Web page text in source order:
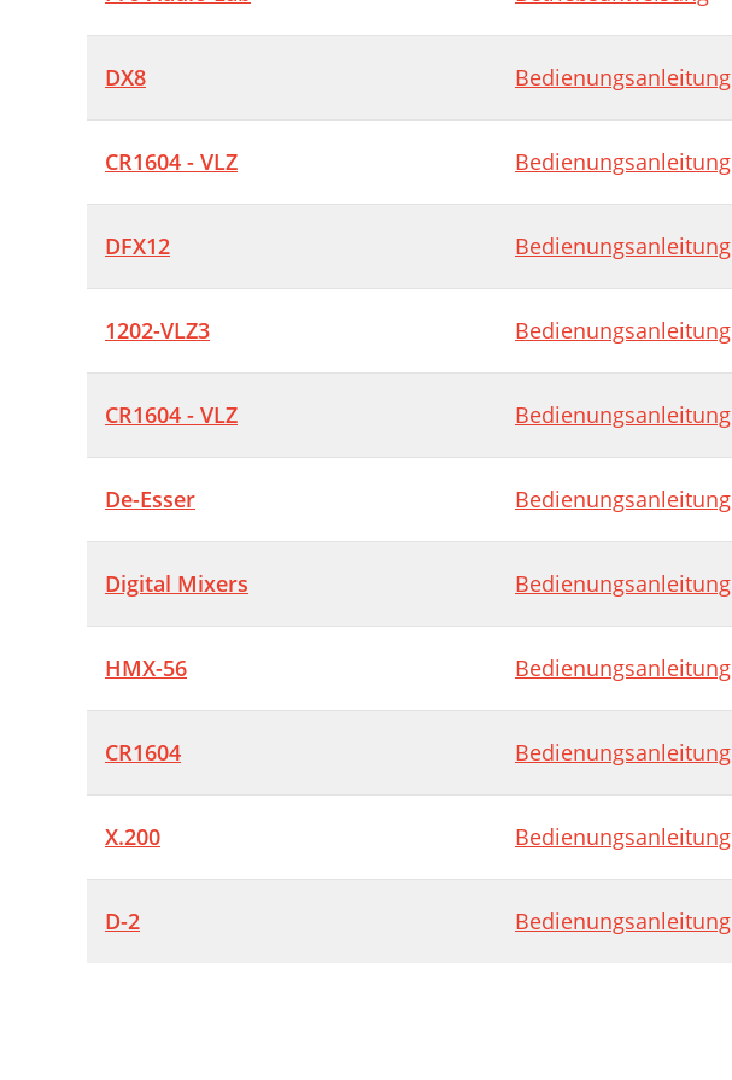
DX8 Bedienungsanleitung
CR1604 - VLZ Bedienungsanleitung
DFX12 Bedienungsanleitung
1202-VLZ3 Bedienungsanleitung
CR1604 - VLZ Bedienungsanleitung
De-Esser Bedienungsanleitung
Digital Mixers Bedienungsanleitung
HMX-56 Bedienungsanleitung
CR1604 Bedienungsanleitung
X.200 Bedienungsanleitung
D-2 Bedienungsanleitung